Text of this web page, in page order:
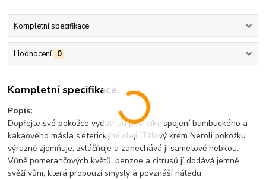
Kompletní specifikace
Hodnocení 0
Kompletní specifikace
Popis:
Dopřejte své pokožce vydatnou péči díky spojení bambuckého a
kakaového másla s éterickými oleji. Tělový krém Neroli pokožku
výrazně zjemňuje, zvláčňuje a zanechává ji sametově hebkou.
Vůně pomerančových květů, benzoe a citrusů jí dodává jemně
svěží vůni, která probouzí smysly a povznáší náladu.